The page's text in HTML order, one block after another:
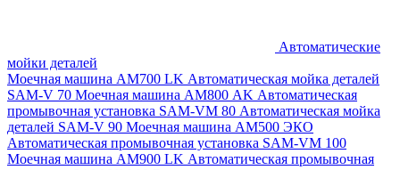
Автоматические
мойки деталей
Моечная машина AM700 LK Автоматическая мойка деталей
SAM-V 70 Моечная машина АМ800 AK Автоматическая
промывочная установка SAM-VM 80 Автоматическая мойка
деталей SAM-V 90 Моечная машина АМ500 ЭКО
Автоматическая промывочная установка SAM-VM 100
Моечная машина AM900 LK Автоматическая промывочная